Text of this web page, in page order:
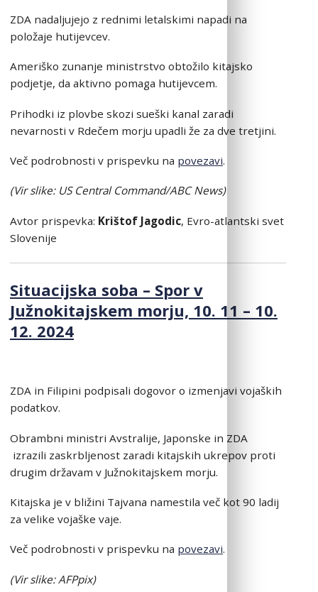
ZDA nadaljujejo z rednimi letalskimi napadi na
položaje hutijevcev.
Ameriško zunanje ministrstvo obtožilo kitajsko
podjetje, da aktivno pomaga hutijevcem.
Prihodki iz plovbe skozi sueški kanal zaradi
nevarnosti v Rdečem morju upadli že za dve tretjini.
Več podrobnosti v prispevku na povezavi.
(Vir slike: US Central Command/ABC News)
Avtor prispevka: Krištof Jagodic, Evro-atlantski svet
Slovenije
Situacijska soba – Spor v
Južnokitajskem morju, 10. 11 – 10.
12. 2024
ZDA in Filipini podpisali dogovor o izmenjavi vojaških
podatkov.
Obrambni ministri Avstralije, Japonske in ZDA
izrazili zaskrbljenost zaradi kitajskih ukrepov proti
drugim državam v Južnokitajskem morju.
Kitajska je v bližini Tajvana namestila več kot 90 ladij
za velike vojaške vaje.
Več podrobnosti v prispevku na povezavi.
(Vir slike: AFPpix)